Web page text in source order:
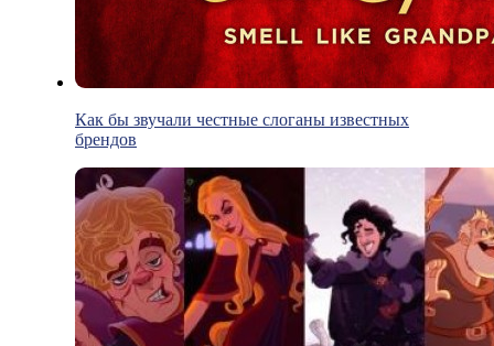
Как бы звучали честные слоганы известных
брендов